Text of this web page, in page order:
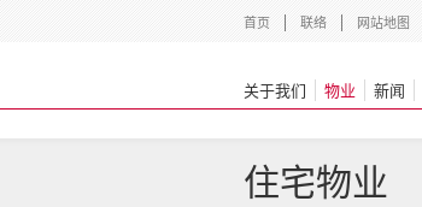
首页 联络 网站地图
关于我们 物业 新闻
住宅物业